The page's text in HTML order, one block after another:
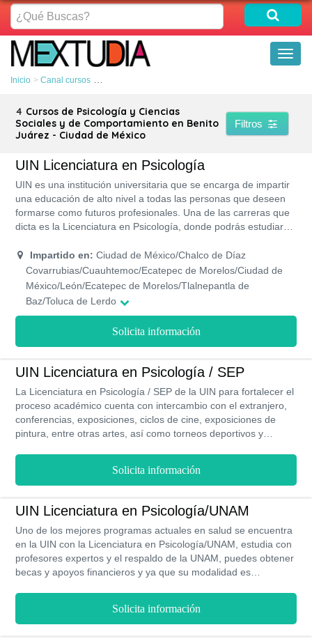
¿Qué
Buscas?
Inicio Canal cursos Psicología y Ciencias Sociales y de Comportamiento
4 Cursos de Psicología y Ciencias
Sociales y de Comportamiento en Benito
Juárez - Ciudad de México
Filtros
UIN Licenciatura en Psicología
UIN es una institución universitaria que se encarga de impartir
una educación de alto nivel a todas las personas que deseen
formarse como futuros profesionales. Una de las carreras que
dicta es la Licenciatura en Psicología, donde podrás estudiar
diversos turnos: Matutino, vespertino, nocturno sabatino y
mixtos.
Impartido en: Ciudad de México/Chalco de Díaz
Covarrubias/Cuauhtemoc/Ecatepec de Morelos/Ciudad de
México/León/Ecatepec de Morelos/Tlalnepantla de
Baz/Toluca de Lerdo
Solicita información
UIN Licenciatura en Psicología / SEP
La Licenciatura en Psicología / SEP de la UIN para fortalecer el
proceso académico cuenta con intercambio con el extranjero,
conferencias, exposiciones, ciclos de cine, exposiciones de
pintura, entre otras artes, así como torneos deportivos y
que dura la carrera, y al ser una modalidad presencial sus
clases son prácticas y este programa cuenta con validez oficial
Solicita información
UIN Licenciatura en Psicología/UNAM
Uno de los mejores programas actuales en salud se encuentra
en la UIN con la Licenciatura en Psicología/UNAM, estudia con
profesores expertos y el respaldo de la UNAM, puedes obtener
becas y apoyos financieros y ya que su modalidad es
te aportaran experiencia para tu campo laboral.
Solicita información